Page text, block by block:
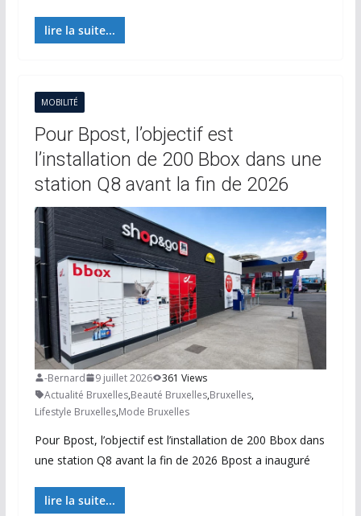
lire la suite...
MOBILITÉ
Pour Bpost, l’objectif est
l’installation de 200 Bbox dans une
station Q8 avant la fin de 2026
-Bernard 9 juillet 2026
361 Views
Actualité Bruxelles,Beauté Bruxelles,Bruxelles,
Lifestyle Bruxelles,Mode Bruxelles
Pour Bpost, l’objectif est l’installation de 200 Bbox dans
une station Q8 avant la fin de 2026 Bpost a inauguré
lire la suite...